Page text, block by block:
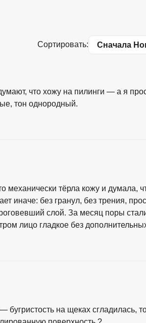
Сортировать:
что хожу на пилинги — а я
тон однородный.
тёрла кожу и думала,
иначе: без гранул, без трения,
слой. За месяц поры
лицо гладкое без
на щеках сгладилась,